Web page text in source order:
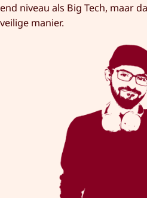
end niveau als Big Tech, maar
veilige manier.